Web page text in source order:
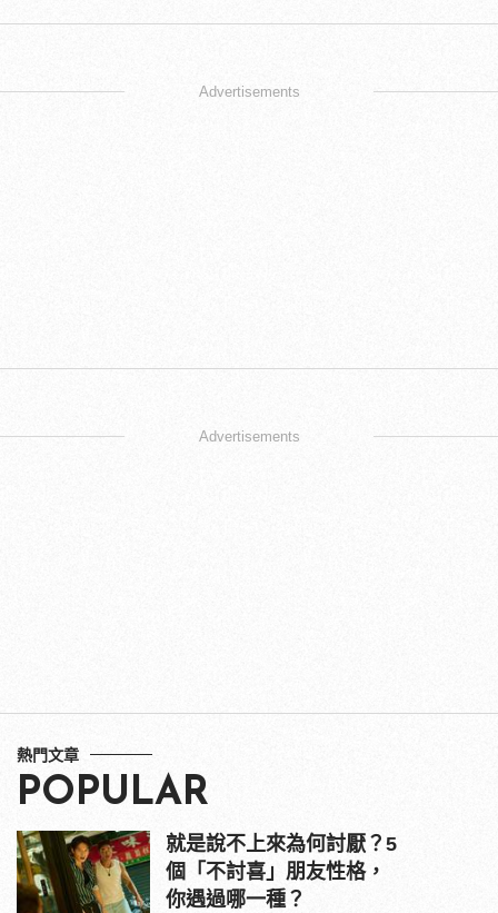
Advertisements
Advertisements
熱門文章
POPULAR
就是說不上來為何討厭？5
個「不討喜」朋友性格，
你遇過哪一種？